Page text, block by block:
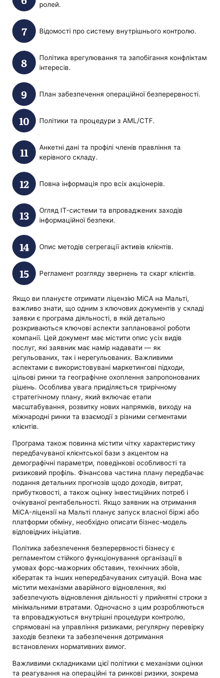
ролей.
Відомості про систему внутрішнього контролю.
Політика врегулювання та запобігання конфліктам
інтересів.
План забезпечення операційної безперервності.
Політики та процедури з AML/CTF.
Анкетні дані та профілі членів правління та
керівного складу.
Повна інформація про всіх акціонерів.
Огляд IT-системи та впроваджених заходів
інформаційної безпеки.
Опис методів сегрегації активів клієнтів.
Регламент розгляду звернень та скарг клієнтів.
Якщо ви плануєте отримати ліцензію MiCA на Мальті,
важливо знати, що одним з ключових документів у складі
заявки є програма діяльності, в якій детально
розкриваються ключові аспекти запланованої роботи
компанії. Цей документ має містити опис усіх видів
послуг, які заявник має намір надавати — як
регульованих, так і нерегульованих. Важливими
аспектами є використовувані маркетингові підходи,
цільові ринки та географічне охоплення запропонованих
рішень. Особлива увага приділяється трирічному
стратегічному плану, який включає етапи
масштабування, розвитку нових напрямків, виходу на
міжнародні ринки та взаємодії з різними сегментами
клієнтів.
Програма також повинна містити чітку характеристику
передбачуваної клієнтської бази з акцентом на
демографічні параметри, поведінкові особливості та
ризиковий профіль. Фінансова частина плану передбачає
подання детальних прогнозів щодо доходів, витрат,
прибутковості, а також оцінку інвестиційних потреб і
очікуваної рентабельності. Якщо заявник на отримання
MiCA-ліцензії на Мальті планує запуск власної біржі або
платформи обміну, необхідно описати бізнес-модель
відповідних ініціатив.
Політика забезпечення безперервності бізнесу є
регламентом стійкого функціонування організації в
умовах форс-мажорних обставин, технічних збоїв,
кібератак та інших непередбачуваних ситуацій. Вона має
містити механізми аварійного відновлення, які
забезпечують відновлення діяльності у прийнятні строки з
мінімальними втратами. Одночасно з цим розробляються
та впроваджуються внутрішні процедури контролю,
спрямовані на управління ризиками, регулярну перевірку
заходів безпеки та забезпечення дотримання
встановлених нормативних вимог.
Важливими складниками цієї політики є механізми оцінки
та реагування на операційні та ринкові ризики, зокрема